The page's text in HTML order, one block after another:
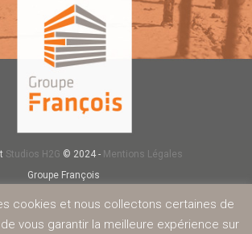
Studios H2G © 2024 - Mentions Légales
Groupe François
Carrière
Redi-Rock
cookies et nous collectons certaines de
vous garantir la meilleure expérience sur